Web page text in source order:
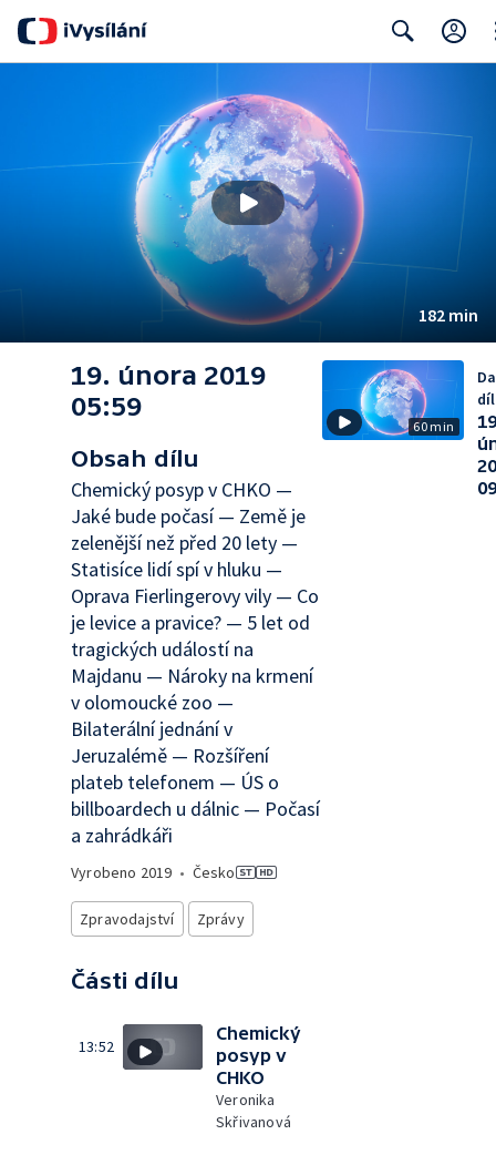
182 min
19. února 2019
05:59
Obsah dílu
Chemický posyp v CHKO —
Jaké bude počasí — Země je
zelenější než před 20 lety —
Statisíce lidí spí v hluku —
Oprava Fierlingerovy vily — Co
je levice a pravice? — 5 let od
tragických událostí na
Majdanu — Nároky na krmení
v olomoucké zoo —
Bilaterální jednání v
Jeruzalémě — Rozšíření
plateb telefonem — ÚS o
billboardech u dálnic — Počasí
a zahrádkáři
Vyrobeno 2019 • Česko
Zpravodajství Zprávy
Části dílu
13:52
Chemický
posyp v
CHKO
Veronika
Skřivanová
60 min
díl